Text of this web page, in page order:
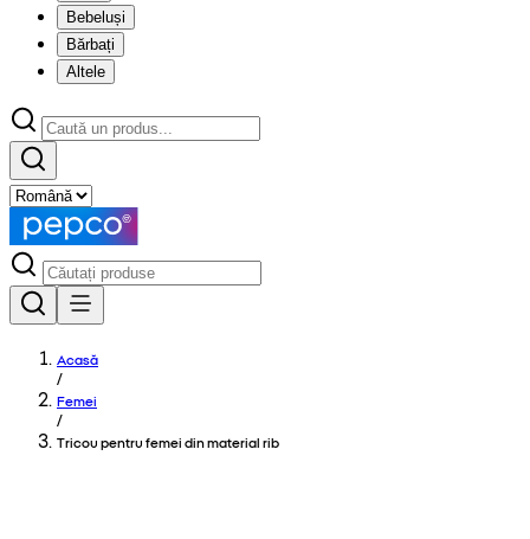
Bebeluși
Bărbați
Altele
Acasă
/
Femei
/
Tricou pentru femei din material rib